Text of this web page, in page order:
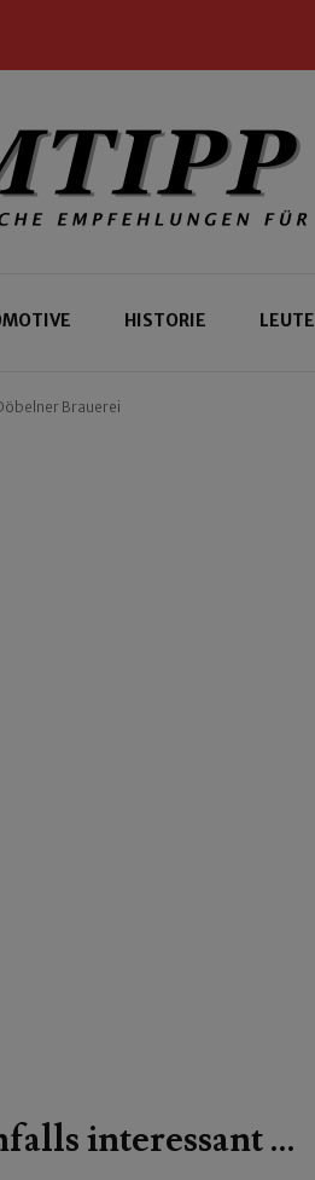
HISTORIE LEUTE
Brauerei
interessant …